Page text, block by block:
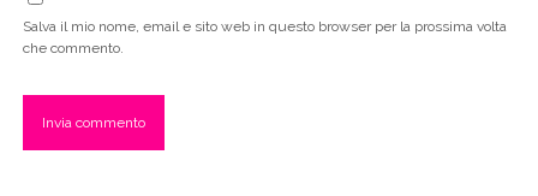
Salva il mio nome, email e sito web in questo browser per la prossima volta
che commento.